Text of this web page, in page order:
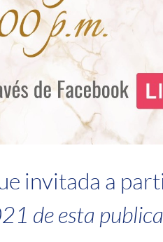
invitada a
de esta